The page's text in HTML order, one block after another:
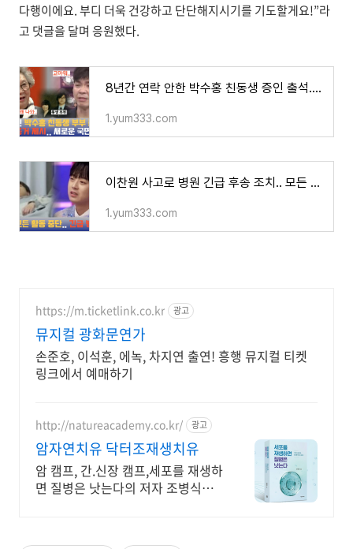
다행이에요. 부디 더욱 건강하고 단단해지시기를 기도할게요!”라
고 댓글을 달며 응원했다.
8년간 연락 안한 박수홍 친동생 증인 출석.. 재판 판도 뒤집나.. - 트렌드이슈 TREND ISSUE
1.yum333.com
이찬원 사고로 병원 긴급 후송 조치.. 모든 활동 중단 소식에 모두 충격 - 트렌드이슈 TREND ISSUE
1.yum333.com
https://m.ticketlink.co.kr 광고
뮤지컬 광화문연가
손준호, 이석훈, 에녹, 차지연 출연! 흥행 뮤지컬 티켓
링크에서 예매하기
http://natureacademy.co.kr/ 광고
암자연치유 닥터조재생치유
암 캠프, 간.신장 캠프,세포를 재생하
면 질병은 낫는다의 저자 조병식의